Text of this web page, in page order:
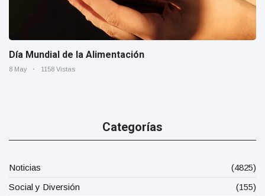
Día Mundial de la Alimentación
8 May 1158 Vistas
Categorías
Noticias
(4825)
Social y Diversión
(155)